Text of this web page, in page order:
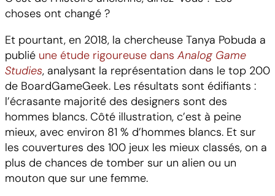
choses ont changé ?
Et pourtant, en 2018, la chercheuse Tanya Pobuda a
publié une étude rigoureuse dans Analog Game
Studies, analysant la représentation dans le top 200
de BoardGameGeek. Les résultats sont édifiants :
l’écrasante majorité des designers sont des
hommes blancs. Côté illustration, c’est à peine
mieux, avec environ 81 % d’hommes blancs. Et sur
les couvertures des 100 jeux les mieux classés, on a
plus de chances de tomber sur un alien ou un
mouton que sur une femme.